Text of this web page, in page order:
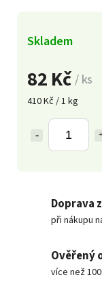
82 Kč/ ks
410 Kč / 1 kg
Skladem
Doprava
při nákupu
Ověřený
více než